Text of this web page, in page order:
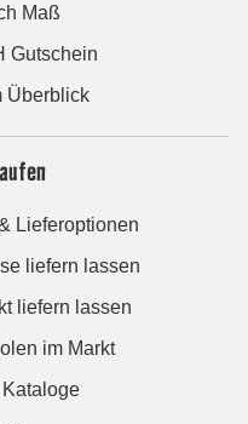
Maß
Gutschein
Überblick
Lieferoptionen
liefern lassen
liefern lassen
im Markt